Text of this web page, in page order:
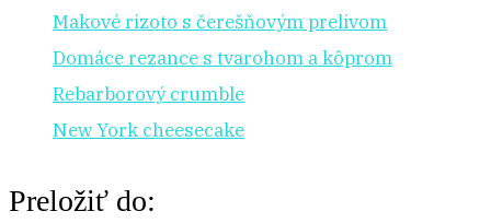
Makové rizoto s čerešňovým prelivom
Domáce rezance s tvarohom a kôprom
Rebarborový crumble
New York cheesecake
Preložiť do: